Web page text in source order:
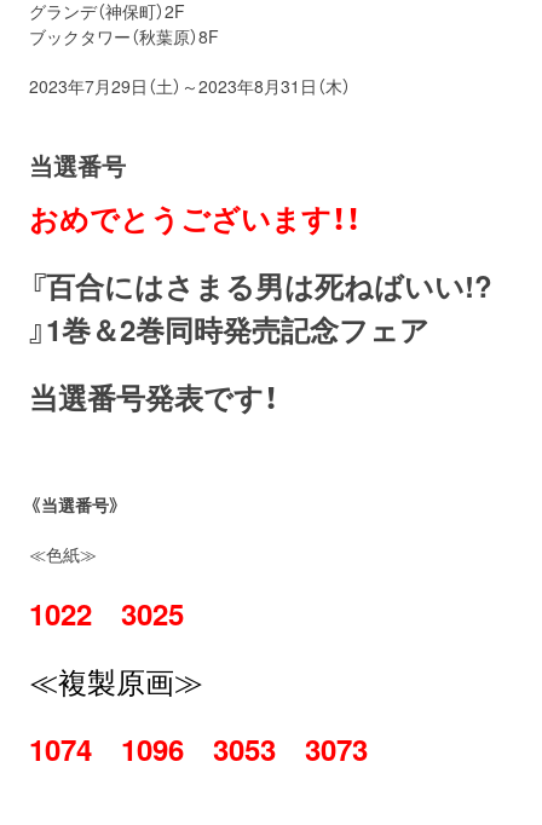
グランデ（神保町）2F
ブックタワー（秋葉原）8F
2023年7月29日（土）～2023年8月31日（木）
当選番号
おめでとうございます！！
『百合にはさまる男は死ねばいい!?
』1巻＆2巻同時発売記念フェア
当選番号発表です！
《当選番号》
≪色紙≫
1022 3025
≪複製原画≫
1074 1096 3053 3073